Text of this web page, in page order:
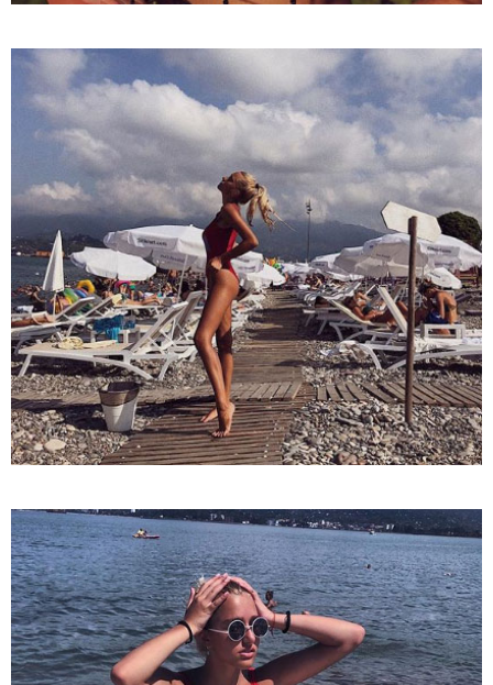
თბილისი - რომი 1419.50 ლარიდან
მნიშვნელოვანი ინფორმაცია
11:13 / 05-08-2026
Hisense წარმოგიდგენთ გზავნილს "ინოვაციები
უკეთესი ცხოვრებისათვის" FIFA-ს 2026 წლის
მსოფლიო ჩემპიონატზე™